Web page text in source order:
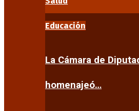
Educación
La Cámara de
homenajeó…